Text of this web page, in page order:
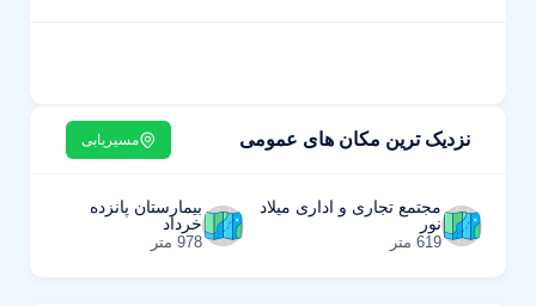
نزدیک ترین مکان های عمومی مسیریابی
مجتمع تجاری و اداری میلاد
نور
619 متر
بیمارستان پانزده
خرداد
978 متر